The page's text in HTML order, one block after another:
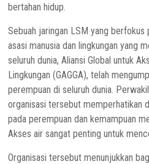
bertahan hidup.
Sebuah jaringan LSM yang berfokus
asasi manusia dan lingkungan yang
seluruh dunia, Aliansi Global untuk
Lingkungan (GAGGA), telah
perempuan di seluruh dunia.
organisasi tersebut memperhatikan
pada perempuan dan kemampuan
Akses air sangat penting untuk
Organisasi tersebut menunjukkan